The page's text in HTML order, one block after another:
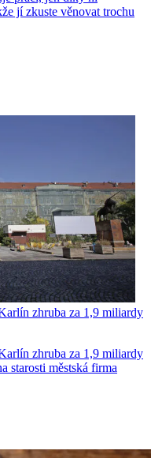
jí zkuste věnovat trochu
zhruba za 1,9 miliardy
zhruba za 1,9 miliardy
starosti městská firma